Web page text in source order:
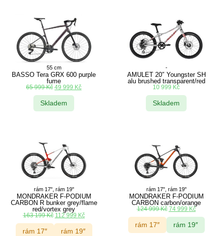
55 cm
BASSO Tera GRX 600 purple
fume
65 999Kč 49 999 Kč
Skladem
-
AMULET 20″ Youngster SH
alu brushed transparent/red
10 999 Kč
Skladem
rám 17", rám 19"
MONDRAKER F-PODIUM
CARBON R bunker grey/flame
red/vortex grey
163 199Kč 112 999 Kč
rám 17″ rám 19″
rám 17", rám 19"
MONDRAKER F-PODIUM
CARBON carbon/orange
124 999Kč 74 999 Kč
rám 17″ rám 19″